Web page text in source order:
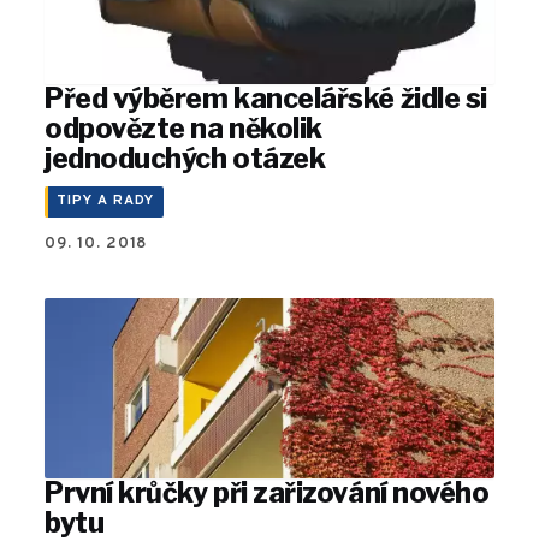
Před výběrem kancelářské židle si
odpovězte na několik
jednoduchých otázek
TIPY A RADY
09. 10. 2018
První krůčky při zařizování nového
bytu